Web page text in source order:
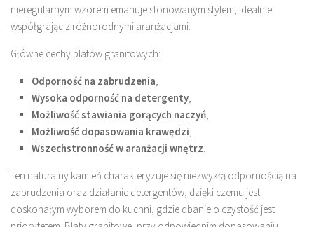
nieregularnym wzorem emanuje stonowanym stylem, idealnie
współgrając z różnorodnymi aranżacjami.
Główne cechy blatów granitowych:
Odporność na zabrudzenia,
Wysoka odporność na detergenty,
Możliwość stawiania gorących naczyń,
Możliwość dopasowania krawędzi,
Wszechstronność w aranżacji wnętrz.
Ten naturalny kamień charakteryzuje się niezwykłą odpornością na
zabrudzenia oraz działanie detergentów, dzięki czemu jest
doskonałym wyborem do kuchni, gdzie dbanie o czystość jest